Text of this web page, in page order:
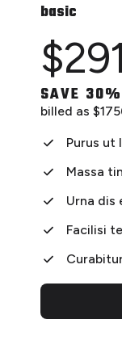
basic
$291
SAVE 30%
billed as
Purus ut
Massa
Urna dis
Facilisi